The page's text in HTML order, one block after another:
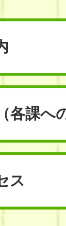
（各課へ
ス